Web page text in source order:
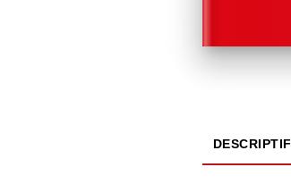
DESCRIPTIF